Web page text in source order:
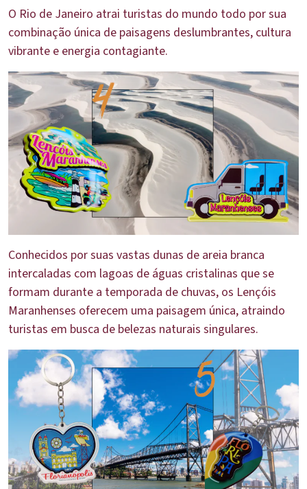
O Rio de Janeiro atrai turistas do mundo todo por sua
combinação única de paisagens deslumbrantes, cultura
vibrante e energia contagiante.
Conhecidos por suas vastas dunas de areia branca
intercaladas com lagoas de águas cristalinas que se
formam durante a temporada de chuvas, os Lençóis
Maranhenses oferecem uma paisagem única, atraindo
turistas em busca de belezas naturais singulares.